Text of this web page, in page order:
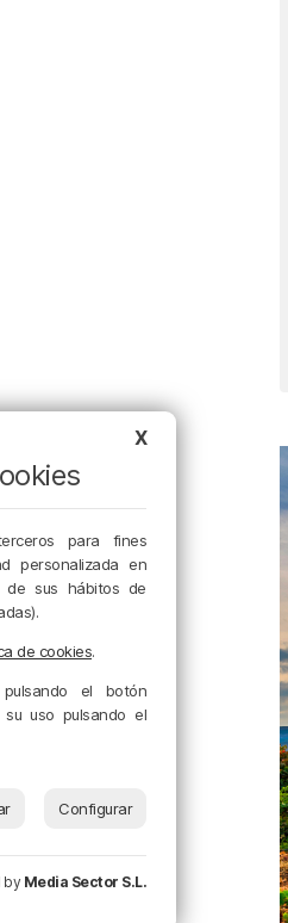
X
para fines
personalizada en
sus hábitos de
de cookies.
el botón
uso pulsando el
Configurar
by Media Sector S.L.